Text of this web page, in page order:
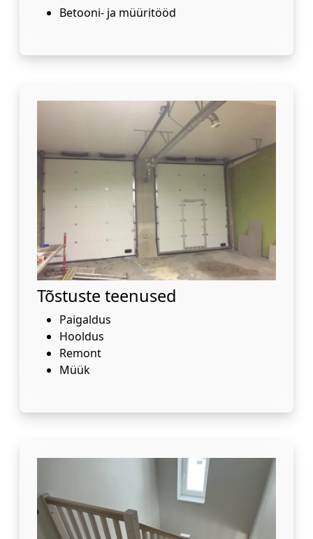
Betooni- ja müüritööd
Tõstuste teenused
Paigaldus
Hooldus
Remont
Müük